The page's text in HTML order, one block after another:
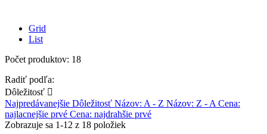
Grid
List
Počet produktov: 18
Radiť podľa:
Dôležitosť 
Najpredávanejšie Dôležitosť Názov: A - Z Názov: Z - A Cena:
najlacnejšie prvé Cena: najdrahšie prvé
Zobrazuje sa 1-12 z 18 položiek